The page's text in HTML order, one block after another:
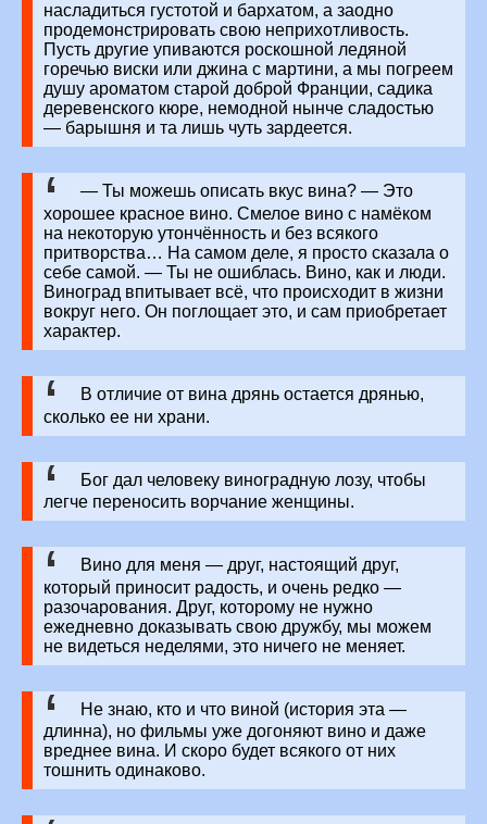
насладиться густотой и бархатом, а заодно
продемонстрировать свою неприхотливость.
Пусть другие упиваются роскошной ледяной
горечью виски или джина с мартини, а мы погреем
душу ароматом старой доброй Франции, садика
деревенского кюре, немодной нынче сладостью
— барышня и та лишь чуть зардеется.
— Ты можешь описать вкус вина? — Это
хорошее красное вино. Смелое вино с намёком
на некоторую утончённость и без всякого
притворства… На самом деле, я просто сказала о
себе самой. — Ты не ошиблась. Вино, как и люди.
Виноград впитывает всё, что происходит в жизни
вокруг него. Он поглощает это, и сам приобретает
характер.
В отличие от вина дрянь остается дрянью,
сколько ее ни храни.
Бог дал человеку виноградную лозу, чтобы
легче переносить ворчание женщины.
Вино для меня — друг, настоящий друг,
который приносит радость, и очень редко —
разочарования. Друг, которому не нужно
ежедневно доказывать свою дружбу, мы можем
не видеться неделями, это ничего не меняет.
Не знаю, кто и что виной (история эта —
длинна), но фильмы уже догоняют вино и даже
вреднее вина. И скоро будет всякого от них
тошнить одинаково.